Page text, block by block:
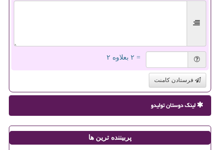
= ۲ بعلاوه ۲
فرستادن کامنت
لینک دوستان تولیدو
پربیننده ترین ها